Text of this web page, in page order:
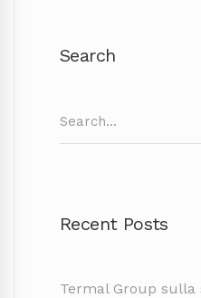
Search
for:
Recent Posts
Termal Group sulla